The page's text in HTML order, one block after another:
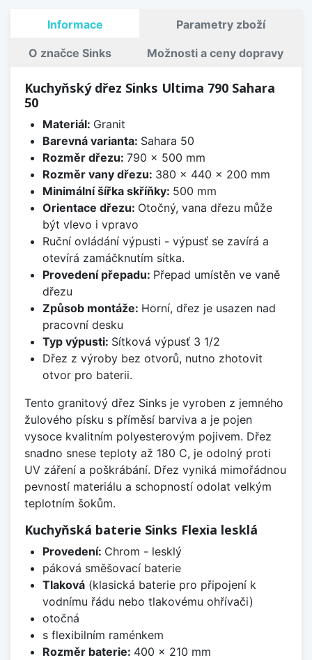
Informace Parametry zboží
O značce Sinks Možnosti a ceny dopravy
Kuchyňský dřez Sinks Ultima 790 Sahara
50
Materiál: Granit
Barevná varianta: Sahara 50
Rozměr dřezu: 790 x 500 mm
Rozměr vany dřezu: 380 x 440 x 200 mm
Minimální šířka skříňky: 500 mm
Orientace dřezu: Otočný, vana dřezu může
být vlevo i vpravo
Ruční ovládání výpusti - výpusť se zavírá a
otevírá zamáčknutím sítka.
Provedení přepadu: Přepad umístěn ve vaně
dřezu
Způsob montáže: Horní, dřez je usazen nad
pracovní desku
Typ výpusti: Sítková výpusť 3 1/2
Dřez z výroby bez otvorů, nutno zhotovit
otvor pro baterii.
Tento granitový dřez Sinks je vyroben z jemného
žulového písku s příměsí barviva a je pojen
vysoce kvalitním polyesterovým pojivem. Dřez
snadno snese teploty až 180 C, je odolný proti
UV záření a poškrábání. Dřez vyniká mimořádnou
pevností materiálu a schopností odolat velkým
teplotním šokům.
Kuchyňská baterie Sinks Flexia lesklá
Provedení: Chrom - lesklý
páková směšovací baterie
Tlaková(klasická baterie pro připojení k
vodnímu řádu nebo tlakovému ohřívači)
otočná
s flexibilním raménkem
Rozměr baterie: 400 x 210 mm